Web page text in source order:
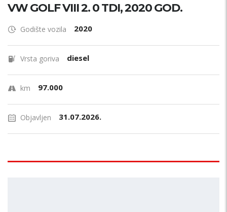
VW GOLF VIII 2. 0 TDI, 2020 GOD.
Godište vozila 2020
Vrsta goriva diesel
km 97.000
Objavljen 31.07.2026.